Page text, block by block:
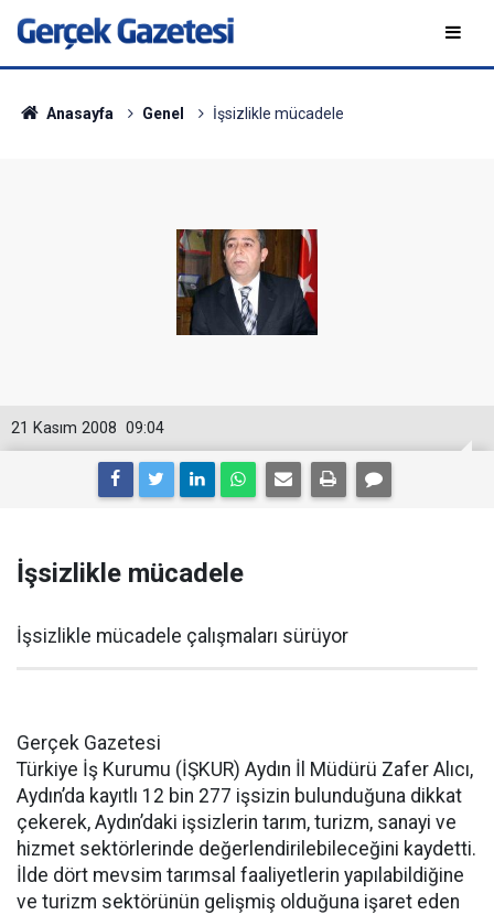
Anasayfa Genel İşsizlikle mücadele
09:04
21 Kasım 2008
İşsizlikle mücadele
İşsizlikle mücadele çalışmaları sürüyor
Gerçek Gazetesi
Türkiye İş Kurumu (İŞKUR) Aydın İl Müdürü Zafer Alıcı,
Aydın’da kayıtlı 12 bin 277 işsizin bulunduğuna dikkat
çekerek, Aydın’daki işsizlerin tarım, turizm, sanayi ve
hizmet sektörlerinde değerlendirilebileceğini kaydetti.
İlde dört mevsim tarımsal faaliyetlerin yapılabildiğine
ve turizm sektörünün gelişmiş olduğuna işaret eden